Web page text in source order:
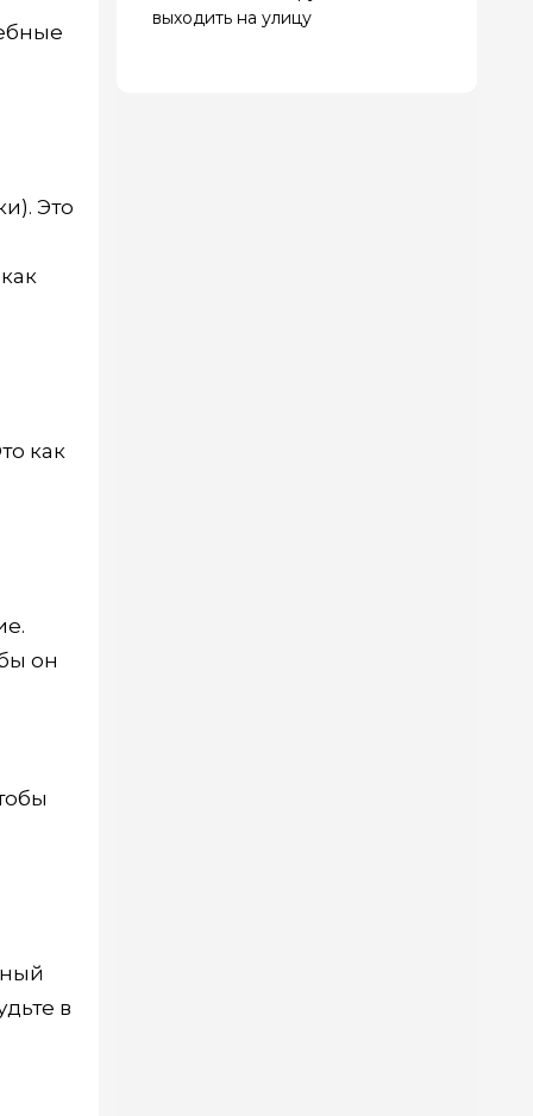
Это
как
он
в
выходить на улицу